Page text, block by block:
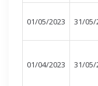
01/05/2023 31/05/
01/04/2023 31/05/